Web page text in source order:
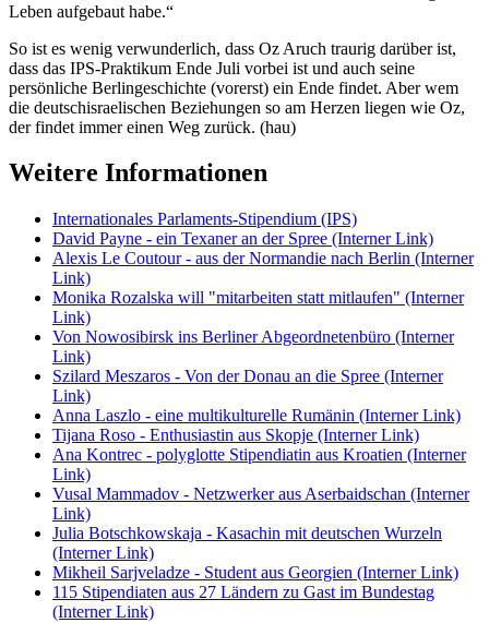
Leben aufgebaut habe.“
So ist es wenig verwunderlich, dass Oz Aruch traurig darüber ist,
dass das IPS-Praktikum Ende Juli vorbei ist und auch seine
persönliche Berlingeschichte (vorerst) ein Ende findet. Aber wem
die deutschisraelischen Beziehungen so am Herzen liegen wie Oz,
der findet immer einen Weg zurück. (hau)
Weitere Informationen
Internationales Parlaments-Stipendium (IPS)
David Payne - ein Texaner an der Spree (Interner Link)
Alexis Le Coutour - aus der Normandie nach Berlin (Interner
Link)
Monika Rozalska will "mitarbeiten statt mitlaufen" (Interner
Link)
Von Nowosibirsk ins Berliner Abgeordnetenbüro (Interner
Link)
Szilard Meszaros - Von der Donau an die Spree (Interner
Link)
Anna Laszlo - eine multikulturelle Rumänin (Interner Link)
Tijana Roso - Enthusiastin aus Skopje (Interner Link)
Ana Kontrec - polyglotte Stipendiatin aus Kroatien (Interner
Link)
Vusal Mammadov - Netzwerker aus Aserbaidschan (Interner
Link)
Julia Botschkowskaja - Kasachin mit deutschen Wurzeln
(Interner Link)
Mikheil Sarjveladze - Student aus Georgien (Interner Link)
115 Stipendiaten aus 27 Ländern zu Gast im Bundestag
(Interner Link)